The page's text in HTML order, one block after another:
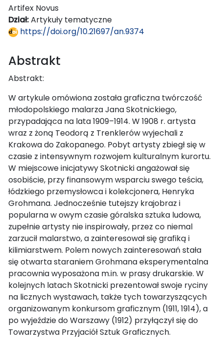
Artifex Novus
Dział:Artykuły tematyczne
https://doi.org/10.21697/an.9374
Abstrakt
Abstrakt:
W artykule omówiona została graficzna twórczość
młodopolskiego malarza Jana Skotnickiego,
przypadająca na lata 1909–1914. W 1908 r. artysta
wraz z żoną Teodorą z Trenklerów wyjechali z
Krakowa do Zakopanego. Pobyt artysty zbiegł się w
czasie z intensywnym rozwojem kulturalnym kurortu.
W miejscowe inicjatywy Skotnicki angażował się
osobiście, przy finansowym wsparciu swego teścia,
łódzkiego przemysłowca i kolekcjonera, Henryka
Grohmana. Jednocześnie tutejszy krajobraz i
popularna w owym czasie góralska sztuka ludowa,
zupełnie artysty nie inspirowały, przez co niemal
zarzucił malarstwo, a zainteresował się grafiką i
kilimiarstwem. Polem nowych zainteresowań stała
się otwarta staraniem Grohmana eksperymentalna
pracownia wyposażona m.in. w prasy drukarskie. W
kolejnych latach Skotnicki prezentował swoje ryciny
na licznych wystawach, także tych towarzyszących
organizowanym konkursom graficznym (1911, 1914), a
po wyjeździe do Warszawy (1912) przyłączył się do
Towarzystwa Przyjaciół Sztuk Graficznych.